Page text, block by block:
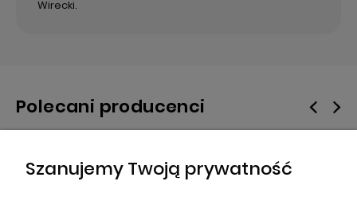
Wirecki.
Polecani producenci
Szanujemy Twoją prywatność